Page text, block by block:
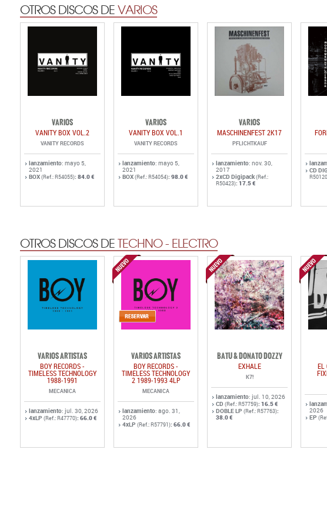
OTROS DISCOS DEVARIOS
VARIOS
VANITY BOX VOL.2
VANITY RECORDS
lanzamiento: mayo 5,
2021
BOX(Ref.: R54055): 84.0 €
VARIOS
VANITY BOX VOL.1
VANITY RECORDS
lanzamiento: mayo 5,
2021
BOX(Ref.: R54054): 98.0 €
VARIOS
MASCHINENFEST 2K17
PFLICHTKAUF
lanzamiento: nov. 30,
2017
2xCD Digipack(Ref.:
R50423): 17.5 €
CD
OTROS DISCOS DETECHNO - ELECTRO
VARIOS ARTISTAS
BOY RECORDS -
TIMELESS TECHNOLOGY
1988-1991
MECANICA
lanzamiento: jul. 30, 2026
4xLP (Ref.: R47770): 66.0 €
VARIOS ARTISTAS
BOY RECORDS -
TIMELESS TECHNOLOGY
2 1989-1993 4LP
MECANICA
lanzamiento: ago. 31,
2026
4xLP (Ref.: R57791): 66.0 €
BATU & DONATO DOZZY
EXHALE
K7!
lanzamiento: jul. 10, 2026
CD (Ref.: R57759): 16.5 €
DOBLE LP (Ref.: R57763):
38.0 €
EL
2026
EP